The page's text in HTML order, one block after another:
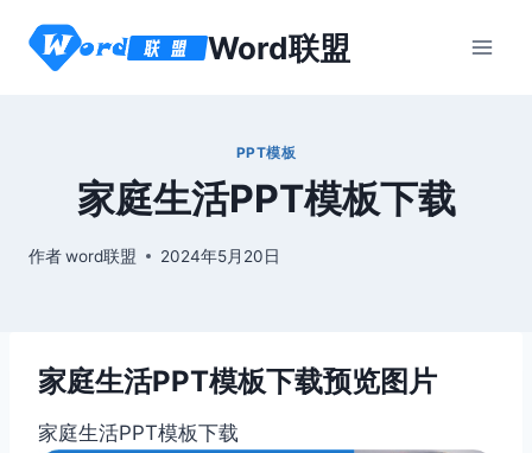
Word联盟
PPT模板
家庭生活PPT模板下载
作者word联盟 2024年5月20日
家庭生活PPT模板下载预览图片
家庭生活PPT模板下载